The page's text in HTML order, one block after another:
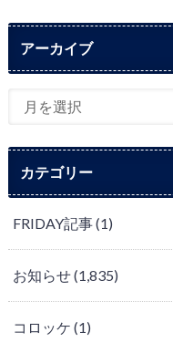
アーカイブ
カテゴリー
FRIDAY記事(1)
お知らせ(1,835)
コロッケ (1)